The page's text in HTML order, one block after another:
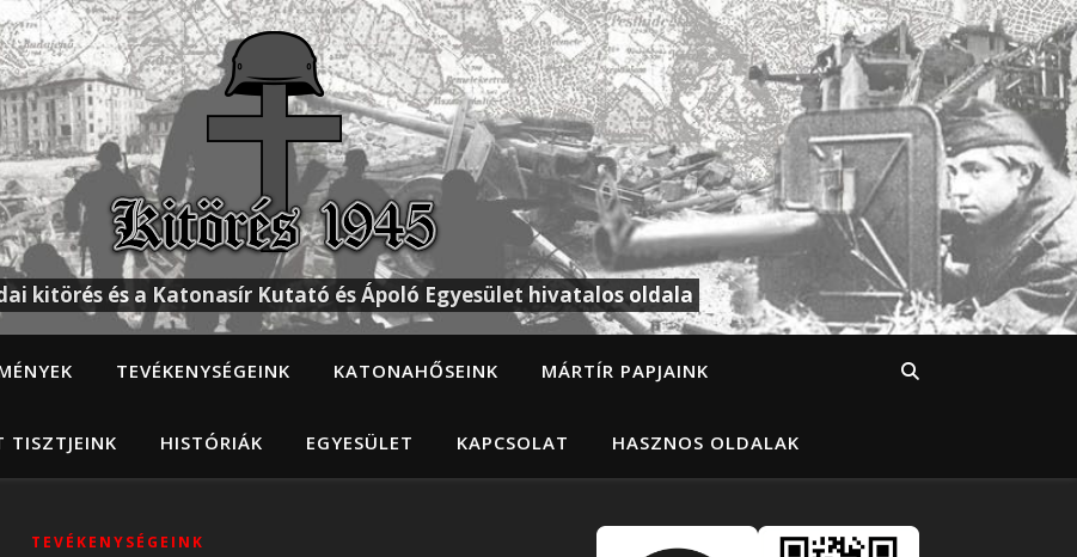
kitörés és a Katonasír Kutató és Ápoló Egyesület hivatalos oldala
TEVÉKENYSÉGEINK KATONAHŐSEINK MÁRTÍR PAPJAINK
TISZTJEINK HISTÓRIÁK EGYESÜLET KAPCSOLAT HASZNOS OLDALAK
TEVÉKENYSÉGEINK